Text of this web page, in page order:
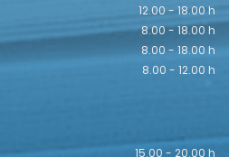
12.00 - 18.00 h
8.00 - 18.00 h
8.00 - 18.00 h
8.00 - 12.00 h
15.00 - 20.00 h